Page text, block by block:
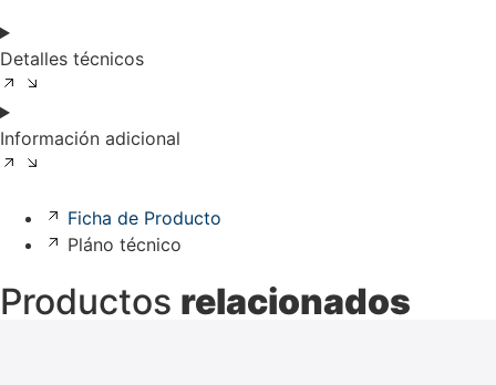
Detalles técnicos
Información adicional
Ficha de Producto
Pláno técnico
Productos relacionados